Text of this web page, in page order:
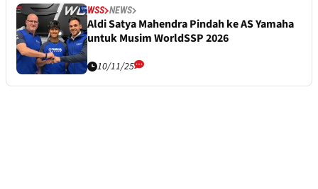
WSS NEWS
Aldi Satya Mahendra Pindah ke AS Yamaha
untuk Musim WorldSSP 2026
10/11/25